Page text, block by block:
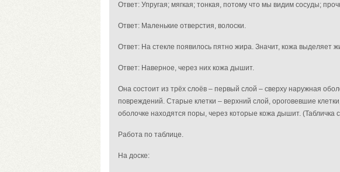
Ответ: Упругая; мягкая; тонкая, потому что мы видим сосуды;
Ответ: Маленькие отверстия, волоски.
Ответ: На стекле появилось пятно жира. Значит, кожа выделяет
Ответ: Наверное, через них кожа дышит.
Она состоит из трёх слоёв – первый слой – сверху наружная
повреждений. Старые клетки – верхний слой, ороговевшие
оболочке находятся поры, через которые кожа дышит. (Табличка
Работа по таблице.
На доске: